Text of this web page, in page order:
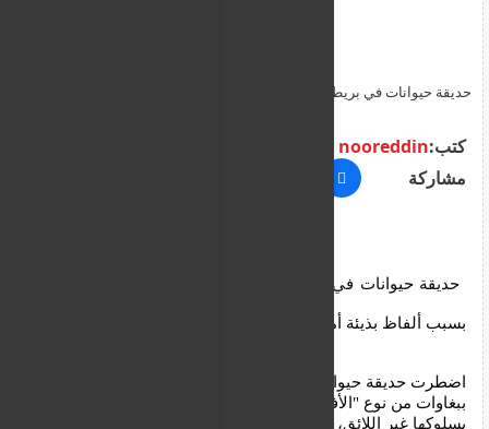
كتب:nooreddin
مشاركة
بسبب ألفاظ بذيئة أمام الزوار
اضطرت حديقة حيوانات في بريطانيا إلى فصل خمسة
ببغاوات من نوع "الأفريقي الرمادي" بعد أن فوجئ الزوار
بسلوكها غير اللائق، حيث اعتادت على إطلاق ألفاظ بذيئة